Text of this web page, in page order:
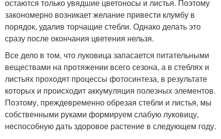
остаются только увядшие цветоносы и листья. Поэтому
закономерно возникает желание привести клумбу в
порядок, удалив торчащие стебли. Однако делать это
сразу после окончания цветения нельзя.
Все дело в том, что луковица запасается питательными
веществами на протяжении всего сезона, а в стеблях и
листьях проходят процессы фотосинтеза, в результате
которых и происходит аккумуляция полезных элементов.
Поэтому, преждевременно обрезая стебли и листья, мы
собственными руками формируем слабую луковицу,
неспособную дать здоровое растение в следующем году.